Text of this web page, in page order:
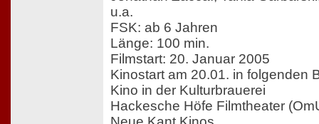
u.a.
FSK: ab 6 Jahren
Länge: 100 min.
Filmstart: 20. Januar 2005
Kinostart am 20.01. in folgenden
Kino in der Kulturbrauerei
Hackesche Höfe Filmtheater